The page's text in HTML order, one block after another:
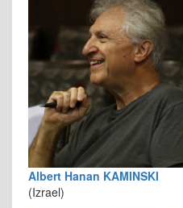
Albert Hanan KAMINSKI
(Izrael)